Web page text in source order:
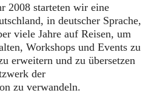
2008 starteten wir eine
in deutscher Sprache,
viele Jahre auf Reisen, um
Workshops und Events zu
erweitern und zu übersetzen
der
zu verwandeln.